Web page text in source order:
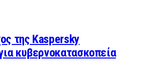
της Kaspersky
κυβερνοκατασκοπεία